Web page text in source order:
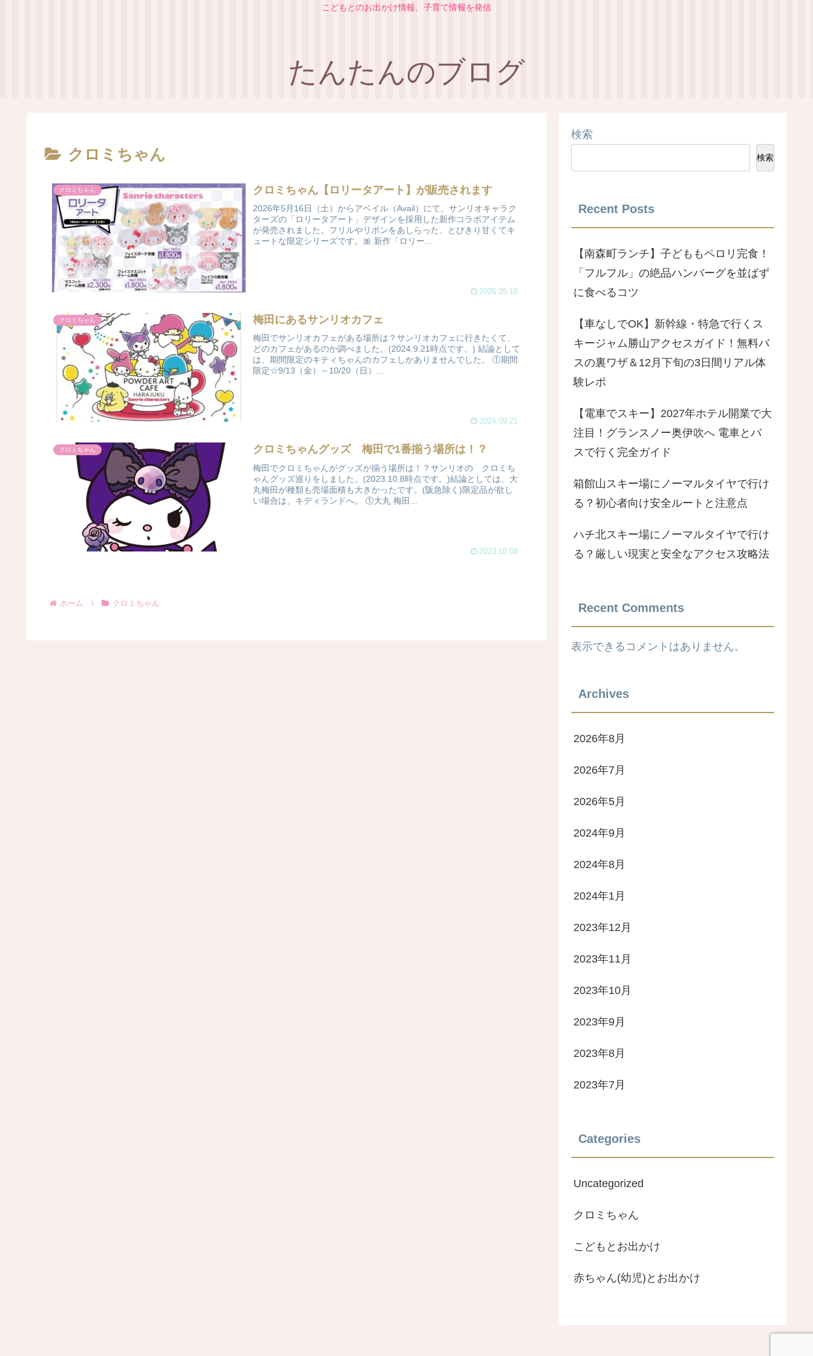
こどもとのお出かけ情報、子育て情報を発信
たんたんのブログ
クロミちゃん
クロミちゃん クロミちゃん【ロリータアート】が販売されます
2026年5月16日（土）からアベイル（Avail）にて、サンリオキャラク
ターズの「ロリータアート」デザインを採用した新作コラボアイテム
が発売されました。フリルやリボンをあしらった、とびきり甘くてキ
ュートな限定シリーズです。🎀 新作「ロリー...
2026.05.16
クロミちゃん 梅田にあるサンリオカフェ
梅田でサンリオカフェがある場所は？サンリオカフェに行きたくて、
どのカフェがあるのか調べました。(2024.9.21時点です。) 結論として
は、期間限定のキティちゃんのカフェしかありませんでした。 ①期間
限定☆9/13（金）～10/20（日）...
2024.09.21
クロミちゃん クロミちゃんグッズ 梅田で1番揃う場所は！？
梅田でクロミちゃんがグッズが揃う場所は！？サンリオの クロミち
ゃんグッズ巡りをしました。(2023.10.8時点です。)結論としては、大
丸梅田が種類も売場面積も大きかったです。(阪急除く)限定品が欲し
い場合は、キディランドへ。 ①大丸 梅田...
2023.10.09
ホーム クロミちゃん
検索
検索
Recent Posts
【南森町ランチ】子どももペロリ完食！
「フルフル」の絶品ハンバーグを並ばず
に食べるコツ
【車なしでOK】新幹線・特急で行くス
キージャム勝山アクセスガイド！無料バ
スの裏ワザ＆12月下旬の3日間リアル体
験レポ
【電車でスキー】2027年ホテル開業で大
注目！グランスノー奥伊吹へ 電車とバ
スで行く完全ガイド
箱館山スキー場にノーマルタイヤで行け
る？初心者向け安全ルートと注意点
ハチ北スキー場にノーマルタイヤで行け
る？厳しい現実と安全なアクセス攻略法
Recent Comments
表示できるコメントはありません。
Archives
2026年8月
2026年7月
2026年5月
2024年9月
2024年8月
2024年1月
2023年12月
2023年11月
2023年10月
2023年9月
2023年8月
2023年7月
Categories
Uncategorized
クロミちゃん
こどもとお出かけ
赤ちゃん(幼児)とお出かけ